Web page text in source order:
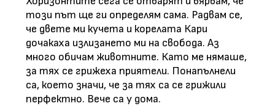
този път ще ги определям сама. Радвам се,
че двете ми кучета и корелата Кари
дочакаха излизането ми на свобода. Аз
много обичам животните. Като ме нямаше,
за тях се грижеха приятели. Понапълнели
са, което значи, че за тях са се грижили
перфектно. Вече са у дома.